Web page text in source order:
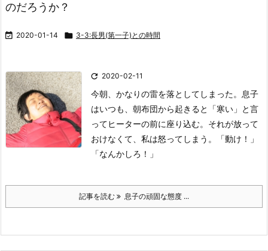
のだろうか？
 2020-01-14  3-3:長男(第一子)との時間
 2020-02-11
今朝、かなりの雷を落としてしまった。 息子
はいつも、朝布団から起きると「寒い」と言
ってヒーターの前に座り込む。 それが放って
おけなくて、私は怒ってしまう。
「動け！」
「なんかしろ！」
記事を読む 息子の頑固な態度 ...